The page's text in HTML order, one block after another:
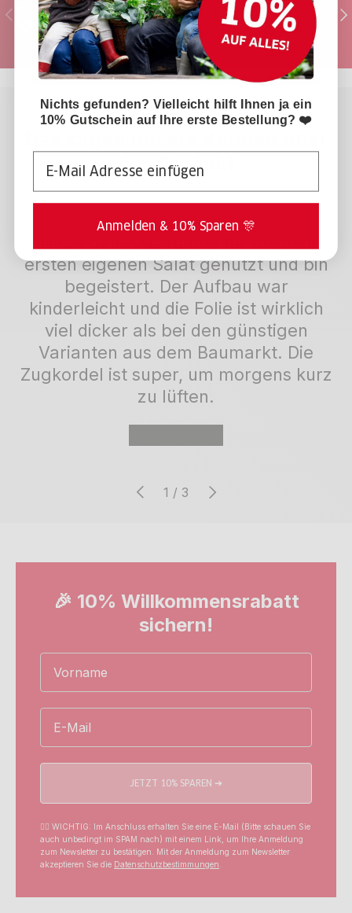
Vorherige
Ihre Bestellung ist in 2-3 Werktagen bei
Ihnen Zuhause.
das Produkt
ersten eigenen Salat genutzt und bin
begeistert. Der Aufbau war
kinderleicht und die Folie ist wirklich
viel dicker als bei den günstigen
Varianten aus dem Baumarkt. Die
Zugkordel ist super, um morgens kurz
zu lüften.
Vorherige
1 / von
3 Nächste
🎉 10% Willkommensrabatt
sichern!
Name
Email
JETZT 10% SPAREN ➔
☝🏼 WICHTIG: Im Anschluss erhalten Sie eine E-Mail (Bitte schauen Sie
auch unbedingt im SPAM nach) mit einem Link, um Ihre Anmeldung
zum Newsletter zu bestätigen. Mit der Anmeldung zum Newsletter
akzeptieren Sie die Datenschutzbestimmungen
Nichts gefunden? Vielleicht hilft Ihnen ja ein
10% Gutschein auf Ihre erste Bestellung? ❤️
Anmelden & 10% Sparen 🎊